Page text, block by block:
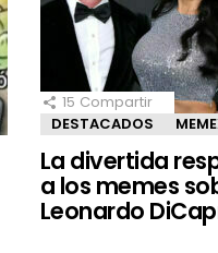
15 Compartir
DESTACADOS
La divertida
a los memes
Leonardo